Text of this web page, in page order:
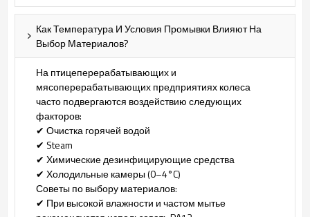
Как Температура И Условия Промывки Влияют На
Выбор Материалов?
На птицеперерабатывающих и
мясоперерабатывающих предприятиях колеса
часто подвергаются воздействию следующих
факторов:
✔ Очистка горячей водой
✔ Steam
✔ Химические дезинфицирующие средства
✔ Холодильные камеры (0–4°C)
Советы по выбору материалов:
✔ При высокой влажности и частом мытье